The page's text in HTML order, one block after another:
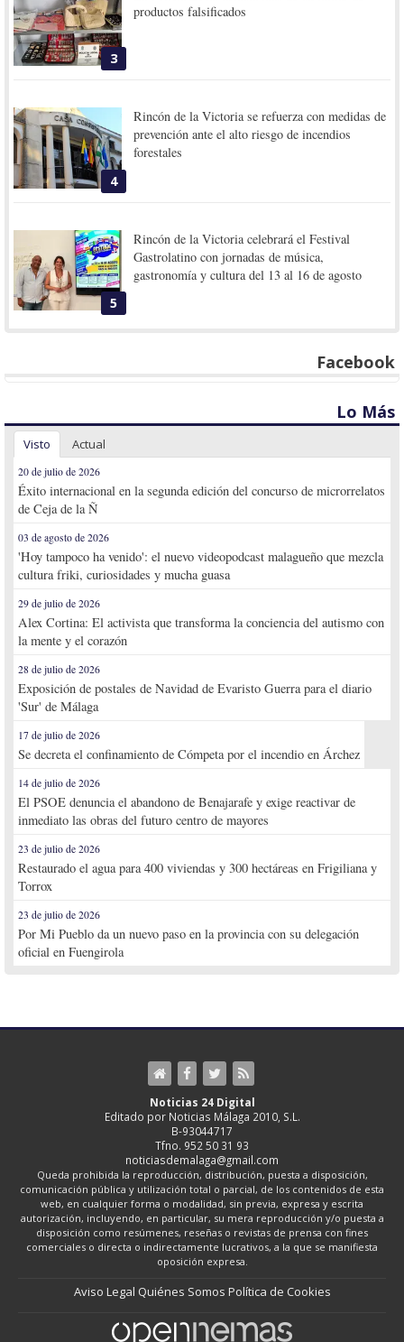
3
productos falsificados
4
Rincón de la Victoria se refuerza con medidas de
prevención ante el alto riesgo de incendios
forestales
5
Rincón de la Victoria celebrará el Festival
Gastrolatino con jornadas de música,
gastronomía y cultura del 13 al 16 de agosto
Facebook
Lo Más
Visto Actual
20 de julio de 2026
Éxito internacional en la segunda edición del concurso de microrrelatos
de Ceja de la Ñ
03 de agosto de 2026
'Hoy tampoco ha venido': el nuevo videopodcast malagueño que mezcla
cultura friki, curiosidades y mucha guasa
29 de julio de 2026
Alex Cortina: El activista que transforma la conciencia del autismo con
la mente y el corazón
28 de julio de 2026
Exposición de postales de Navidad de Evaristo Guerra para el diario
'Sur' de Málaga
17 de julio de 2026
Se decreta el confinamiento de Cómpeta por el incendio en Árchez
14 de julio de 2026
El PSOE denuncia el abandono de Benajarafe y exige reactivar de
inmediato las obras del futuro centro de mayores
23 de julio de 2026
Restaurado el agua para 400 viviendas y 300 hectáreas en Frigiliana y
Torrox
23 de julio de 2026
Por Mi Pueblo da un nuevo paso en la provincia con su delegación
oficial en Fuengirola
Noticias 24 Digital
Editado por Noticias Málaga 2010, S.L.
B-93044717
Tfno. 952 50 31 93
noticiasdemalaga@gmail.com
Queda prohibida la reproducción, distribución, puesta a disposición,
comunicación pública y utilización total o parcial, de los contenidos de esta
web, en cualquier forma o modalidad, sin previa, expresa y escrita
autorización, incluyendo, en particular, su mera reproducción y/o puesta a
disposición como resúmenes, reseñas o revistas de prensa con fines
comerciales o directa o indirectamente lucrativos, a la que se manifiesta
oposición expresa.
Aviso Legal Quiénes Somos Política de Cookies